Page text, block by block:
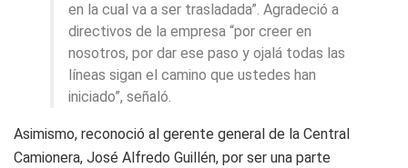
en la cual va a ser trasladada”. Agradeció a
directivos de la empresa “por creer en
nosotros, por dar ese paso y ojalá todas las
líneas sigan el camino que ustedes han
iniciado”, señaló.
Asimismo, reconoció al gerente general de la Central
Camionera, José Alfredo Guillén, por ser una parte